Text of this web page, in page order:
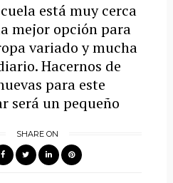
está muy cerca
mejor opción para
variado y mucha
Hacernos de
para este
será un pequeño
SHARE ON